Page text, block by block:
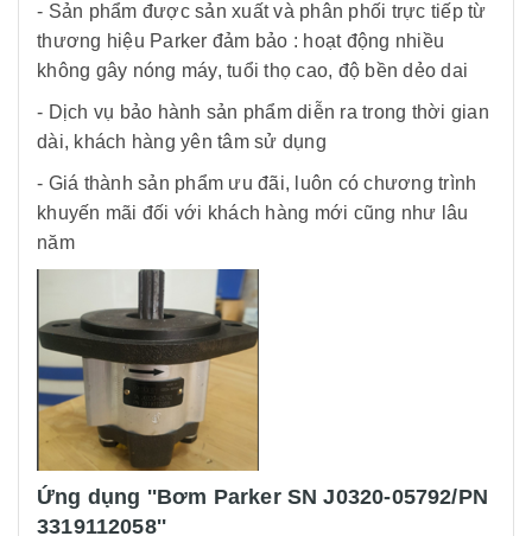
- Sản phẩm được sản xuất và phân phối trực tiếp từ
thương hiệu Parker đảm bảo : hoạt động nhiều
không gây nóng máy, tuổi thọ cao, độ bền dẻo dai
- Dịch vụ bảo hành sản phẩm diễn ra trong thời gian
dài, khách hàng yên tâm sử dụng
- Giá thành sản phẩm ưu đãi, luôn có chương trình
khuyến mãi đối với khách hàng mới cũng như lâu
năm
Ứng dụng ''Bơm Parker SN J0320-05792/PN
3319112058''